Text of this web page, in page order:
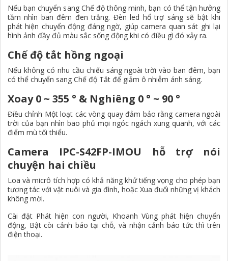
Nếu bạn chuyển sang Chế độ thông minh, bạn có thể tận hưởng
tầm nhìn ban đêm đen trắng. Đèn led hổ trợ sáng sẽ bật khi
phát hiện chuyển động đáng ngờ, giúp camera quan sát ghi lại
hình ảnh đầy đủ màu sắc sống động khi có điều gì đó xảy ra.
Chế độ tắt hồng ngoại
Nếu không có nhu cầu chiếu sáng ngoài trời vào ban đêm, bạn
có thể chuyển sang Chế độ Tắt để giảm ô nhiễm ánh sáng.
Xoay 0 ~ 355 ° & Nghiêng 0 ° ~ 90 °
Điều chỉnh Một loạt các vòng quay đảm bảo rằng camera ngoài
trời của bạn nhìn bao phủ mọi ngóc ngách xung quanh, với các
điểm mù tối thiểu.
Camera IPC-S42FP-IMOU hỗ trợ nói
chuyện hai chiều
Loa và micrô tích hợp có khả năng khử tiếng vọng cho phép bạn
tương tác với vật nuôi và gia đình, hoặc Xua đuổi những vị khách
không mời.
Cài đặt Phát hiện con người, Khoanh Vùng phát hiện chuyển
động, Bật còi cảnh báo tại chỗ, và nhận cảnh báo tức thì trên
điện thoại.